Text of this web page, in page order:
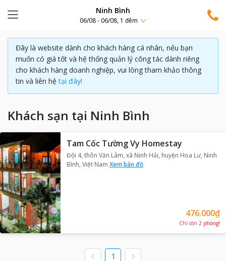
Ninh Bình
06/08 - 06/08, 1 đêm
Đây là website dành cho khách hàng cá nhân, nếu bạn
muốn có giá tốt và hệ thống quản lý công tác dành riêng
cho khách hàng doanh nghiệp, vui lòng tham khảo thông
tin và liên hệ tại đây!
Khách sạn tại Ninh Bình
Tam Cốc Tường Vy Homestay
Đội 4, thôn Văn Lâm, xã Ninh Hải, huyện Hoa Lư, Ninh
Bình, Việt Nam Xem bản đồ
476.000₫
Chỉ còn 2 phòng!
1